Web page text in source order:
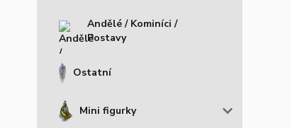
Andělé / Kominíci /
Postavy
Ostatní
Mini figurky